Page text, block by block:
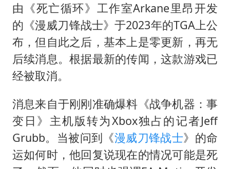
新疆一婚礼线上邀请引热议
香港刷新1884年以来最高气温纪录
国足U17与阿森纳决赛取消 并列冠军
构建更高水平的全民健身公共服务体系
景区回应“麦积山石窟看完需2000元”
曹颖儿子首次演长剧
以军士兵把枪口对准中国记者
奋力开创中国式现代化建设新局面
由《死亡循环》工作室Arkane里昂开发
的《漫威刀锋战士》于2023年的TGA上公
布，但自此之后，基本上是零更新，再无
后续消息。根据最新的传闻，这款游戏已
经被取消。
消息来自于刚刚准确爆料《战争机器：事
变日》主机版转为Xbox独占的记者Jeff
Grubb。当被问到《漫威刀锋战士》的命
运如何时，他回复说现在的情况可能是死